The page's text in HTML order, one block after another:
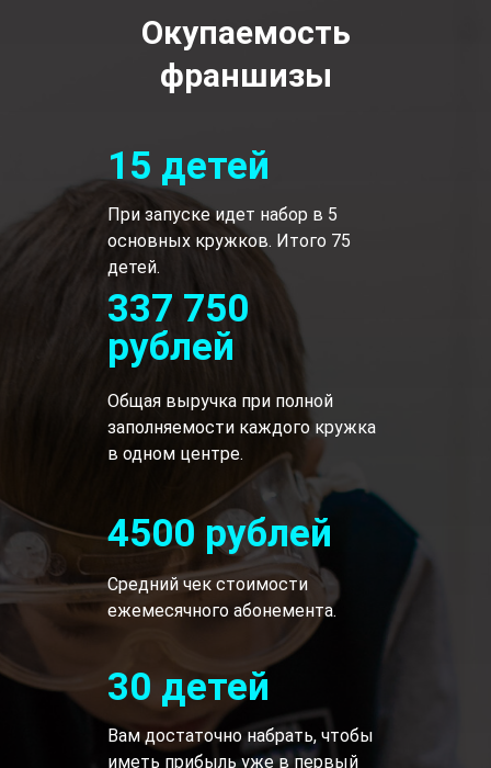
Окупаемость
франшизы
15 детей
При запуске идет набор в 5
основных кружков. Итого 75
детей.
4500 рублей
Средний чек стоимости
ежемесячного абонемента.
337 750
рублей
Общая выручка при полной
заполняемости каждого кружка
в одном центре.
30 детей
Вам достаточно набрать, чтобы
иметь прибыль уже в первый